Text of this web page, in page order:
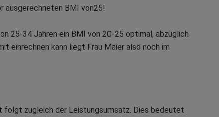
ausgerechneten BMI von25!
25-34 Jahren ein BMI von 20-25 optimal, abzüglich
einrechnen kann liegt Frau Maier also noch im
folgt zugleich der Leistungsumsatz. Dies bedeutet